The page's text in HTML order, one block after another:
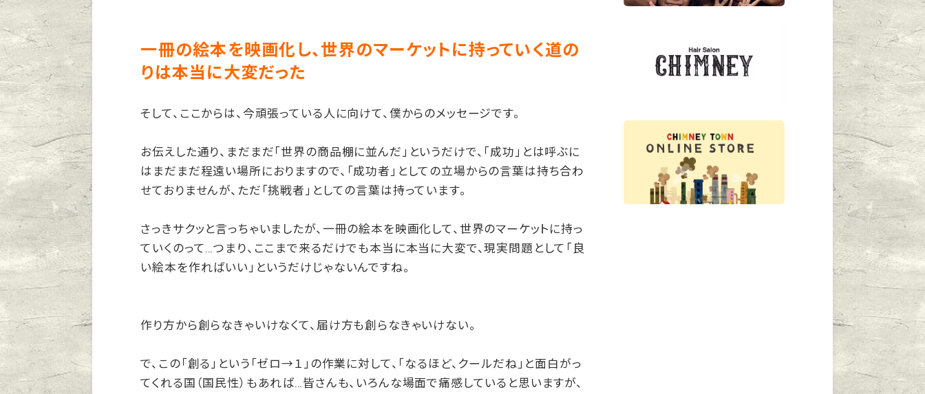
一冊の絵本を映画化し、世界のマーケットに持っていく道の
りは本当に大変だった
そして、ここからは、今頑張っている人に向けて、僕からのメッセージです。
お伝えした通り、まだまだ「世界の商品棚に並んだ」というだけで、「成功」とは呼ぶに
はまだまだ程遠い場所におりますので、「成功者」としての立場からの言葉は持ち合わ
せておりませんが、ただ「挑戦者」としての言葉は持っています。
さっきサクッと言っちゃいましたが、一冊の絵本を映画化して、世界のマーケットに持っ
ていくのって…つまり、ここまで来るだけでも本当に本当に大変で、現実問題として「良
い絵本を作ればいい」というだけじゃないんですね。
作り方から創らなきゃいけなくて、届け方も創らなきゃいけない。
で、この「創る」という「ゼロ→１」の作業に対して、「なるほど、クールだね」と面白がっ
てくれる国（国民性）もあれば…皆さんも、いろんな場面で痛感していると思いますが、